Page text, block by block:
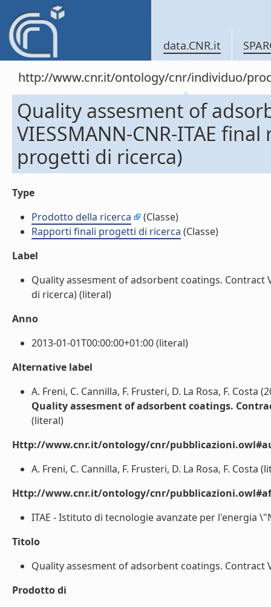
data.CNR.it
http://www.cnr.it/ontology/cnr/individuo/
Quality assesment of
VIESSMANN-CNR-ITAE
progetti di ricerca)
Type
Prodotto della ricerca
(Classe)
Rapporti finali progetti di ricerca (Classe)
Label
Quality assesment of adsorbent coatings. Contract
di ricerca) (literal)
Anno
2013-01-01T00:00:00+01:00 (literal)
Alternative label
A. Freni, C. Cannilla, F. Frusteri, D. La Rosa, F. Costa
Quality assesment of adsorbent coatings.
(literal)
Http://www.cnr.it/ontology/cnr/
A. Freni, C. Cannilla, F. Frusteri, D. La Rosa, F. Costa
Http://www.cnr.it/ontology/cnr/
ITAE - Istituto di tecnologie avanzate per l'energia
Titolo
Quality assesment of adsorbent coatings. Contract
Prodotto di